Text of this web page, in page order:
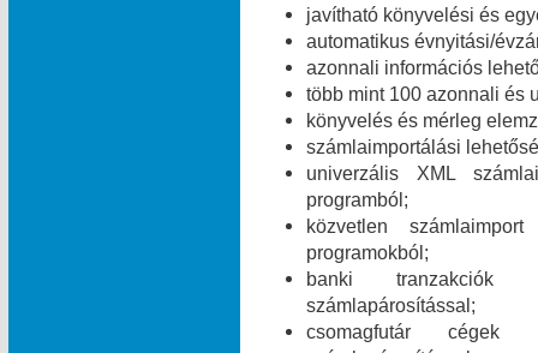
javítható könyvelési és
automatikus évnyitási/
azonnali információs
több mint 100 azonnali és
könyvelés és mérleg
számlaimportálási
univerzális XML
programból;
közvetlen
programokból;
banki tranzakciók
számlapárosítással;
csomagfutár cégek